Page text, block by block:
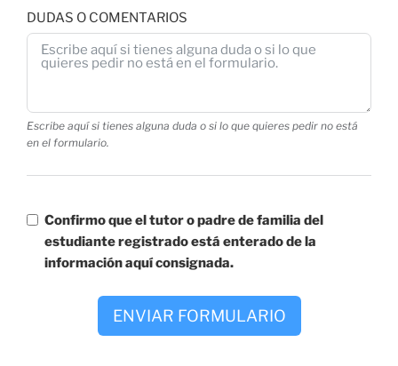
DUDAS O COMENTARIOS
Escribe aquí si tienes alguna duda o si lo que quieres pedir no está
en el formulario.
Confirmo que el tutor o padre de familia del
estudiante registrado está enterado de la
información aquí consignada.
ENVIAR FORMULARIO